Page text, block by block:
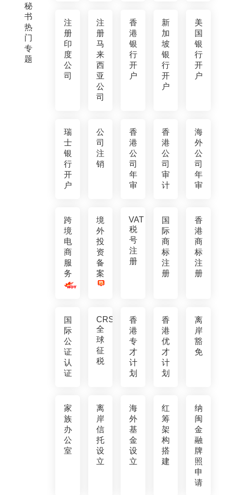
秘
书
热
门
专
题
注
册
印
度
公
司
注
册
马
来
西
亚
公
司
香
港
银
行
开
户
新
加
坡
银
行
开
户
美
国
银
行
开
户
瑞
士
银
行
开
户
公
司
注
销
香
港
公
司
年
审
香
港
公
司
审
计
海
外
公
司
年
审
跨
境
电
商
服
务
境
外
投
资
备
案
VAT
税
号
注
册
国
际
商
标
注
册
香
港
商
标
注
册
国
际
公
证
认
证
CRS
全
球
征
税
香
港
专
才
计
划
香
港
优
才
计
划
离
岸
豁
免
家
族
办
公
室
离
岸
信
托
设
立
海
外
基
金
设
立
红
筹
架
构
搭
建
纳
闽
金
融
牌
照
申
请